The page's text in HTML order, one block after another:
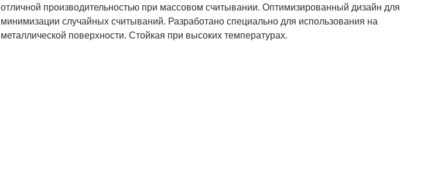
отличной производительностью при массовом считывании. Оптимизированный дизайн для
минимизации случайных считываний. Разработано специально для использования на
металлической поверхности. Стойкая при высоких температурах.